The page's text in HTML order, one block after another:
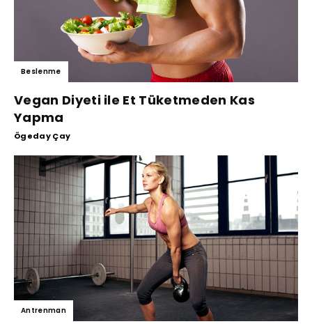
Beslenme
Vegan Diyeti ile Et Tüketmeden Kas
Yapma
Ögeday Çay
Antrenman